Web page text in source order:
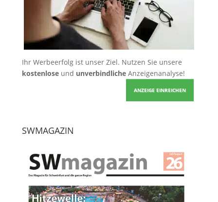
Ihr Werbeerfolg ist unser Ziel. Nutzen Sie unsere
kostenloseund unverbindlicheAnzeigenanalyse!
ANZEIGE EINREICHEN
SWMAGAZIN